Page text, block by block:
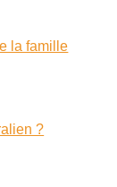
la famille
?